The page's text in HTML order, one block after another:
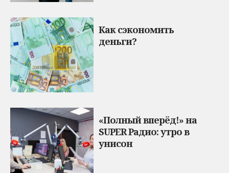
Как сэкономить
деньги?
«Полный вперёд!» на
SUPER Радио: утро в
унисон